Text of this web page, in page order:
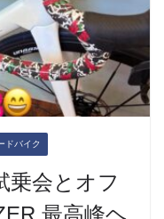
ドバイク
乗会とオフ
最高峰ヘ